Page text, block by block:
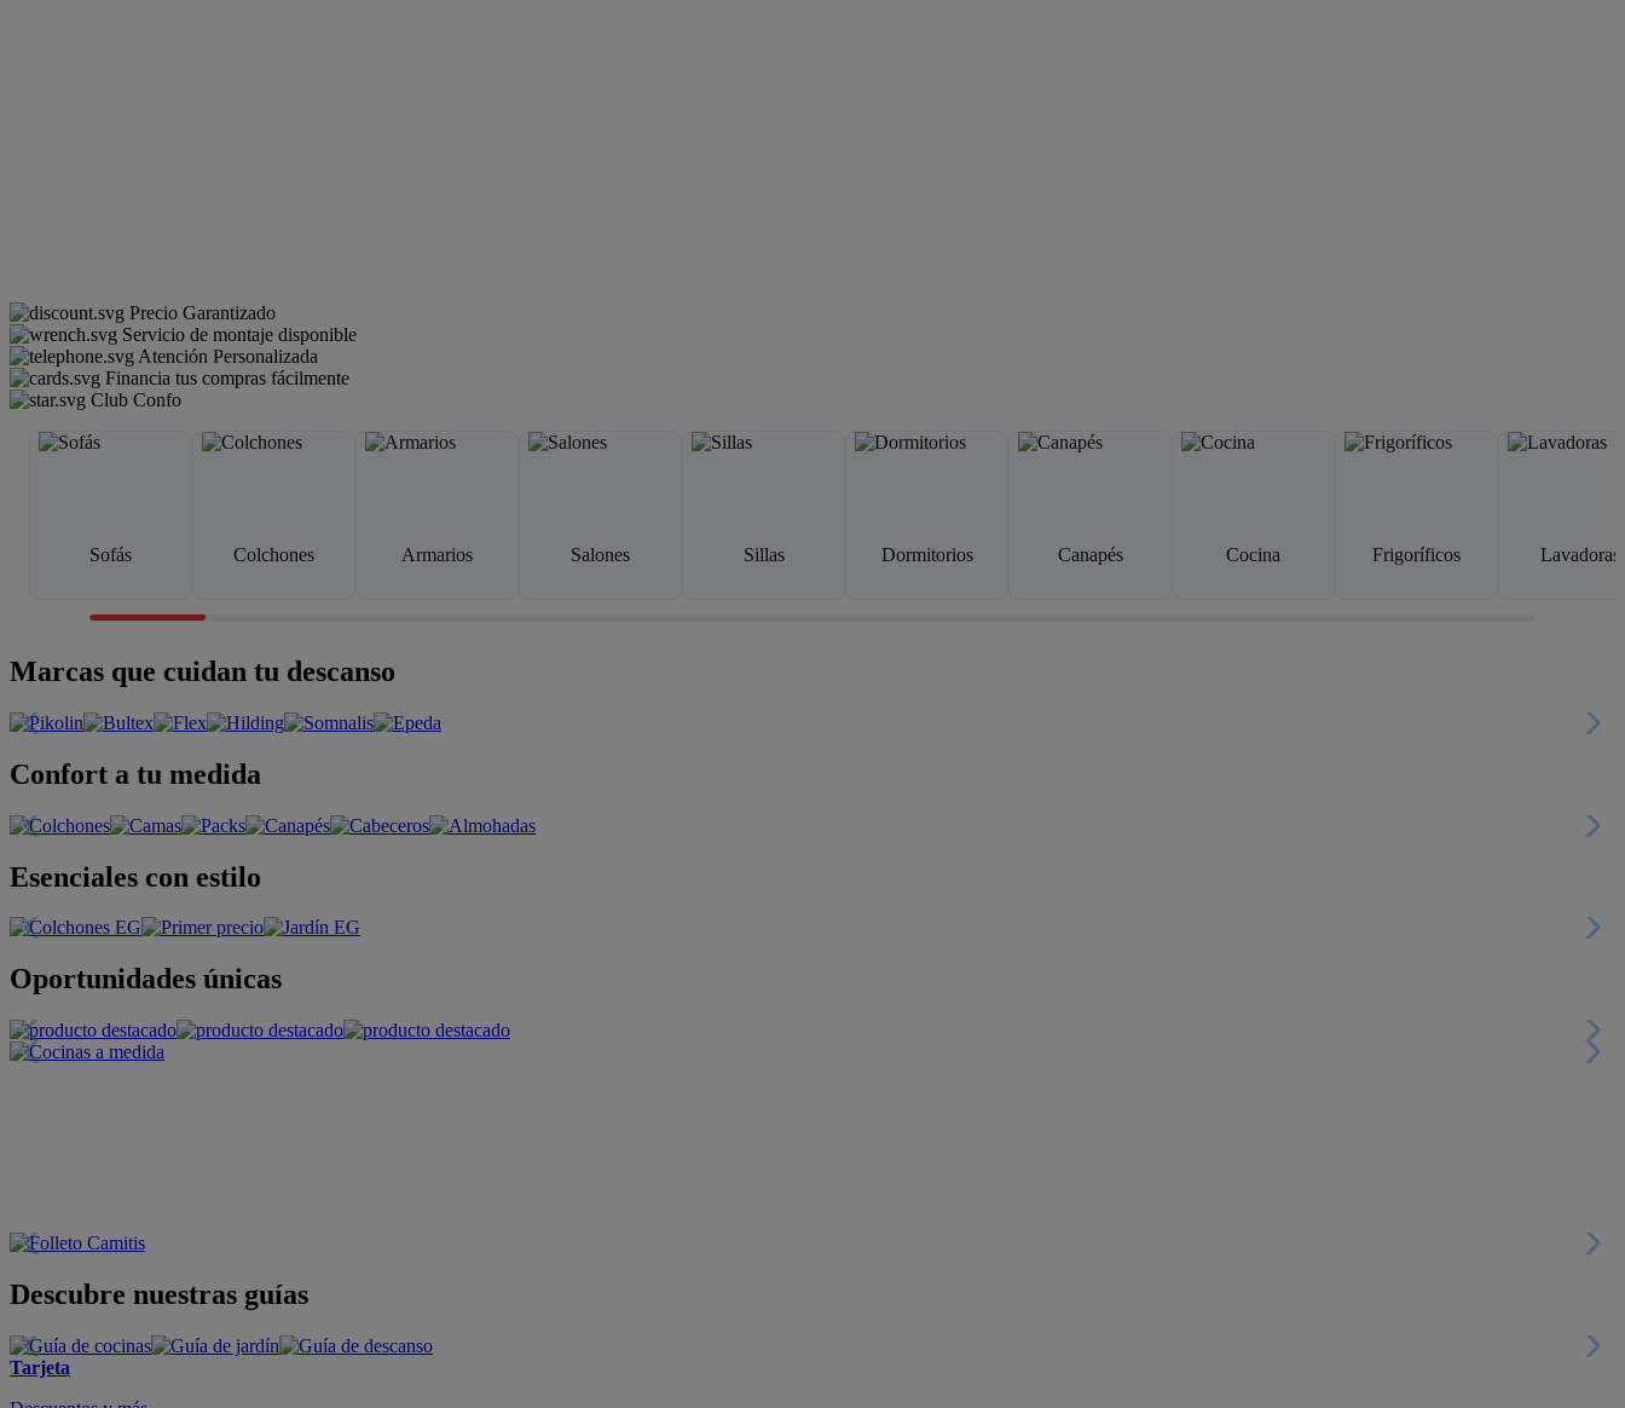
Precio Garantizado
Servicio de montaje disponible
Atención Personalizada
Financia tus compras fácilmente
Club Confo
Sofás Colchones Armarios Salones Sillas Dormitorios Canapés Cocina Frigoríficos Lavadoras
Marcas que cuidan tu descanso
Confort a tu medida
Esenciales con estilo
Oportunidades únicas
Descubre nuestras guías
Tarjeta